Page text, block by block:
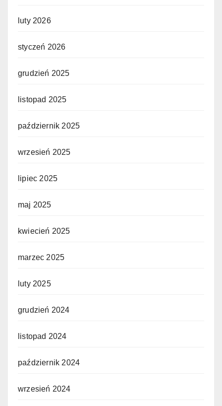
luty 2026
styczeń 2026
grudzień 2025
listopad 2025
październik 2025
wrzesień 2025
lipiec 2025
maj 2025
kwiecień 2025
marzec 2025
luty 2025
grudzień 2024
listopad 2024
październik 2024
wrzesień 2024